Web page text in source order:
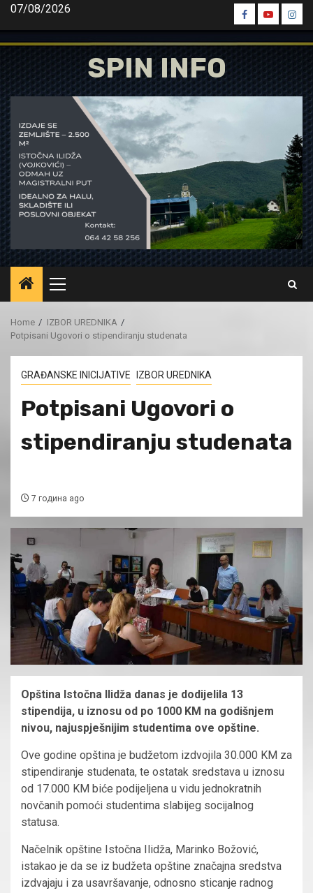
Skip
content
07/08/2026
Spin
Facebook
Spin
Youtube
Spin
SPIN INFO
Primary
Menu
Home
IZBOR UREDNIKA
Potpisani Ugovori o stipendiranju studenata
GRAĐANSKE INICIJATIVE IZBOR UREDNIKA
Potpisani Ugovori o
stipendiranju studenata
7 година ago
Opština Istočna Ilidža danas je dodijelila 13
stipendija, u iznosu od po 1000 KM na godišnjem
nivou, najuspješnijim studentima ove opštine.
Ove godine opština je budžetom izdvojila 30.000 KM za
stipendiranje studenata, te ostatak sredstava u iznosu
od 17.000 KM biće podijeljena u vidu jednokratnih
novčanih pomoći studentima slabijeg socijalnog
statusa.
Načelnik opštine Istočna Ilidža, Marinko Božović,
istakao je da se iz budžeta opštine značajna sredstva
izdvajaju i za usavršavanje, odnosno sticanje radnog